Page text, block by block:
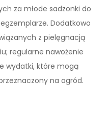
za młode sadzonki do
Dodatkowo
z pielęgnacją
regularne nawożenie
wydatki, które mogą
na ogród.